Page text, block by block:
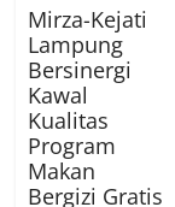
Mirza-Kejati
Lampung
Bersinergi
Kawal
Kualitas
Program
Makan
Bergizi Gratis